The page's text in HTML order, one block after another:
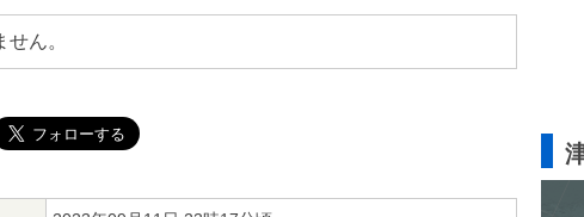
ん。